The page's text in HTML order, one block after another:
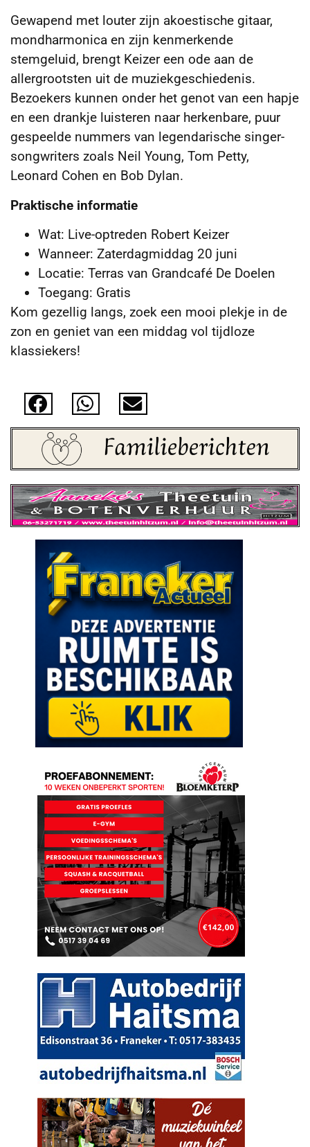
Gewapend met louter zijn akoestische gitaar,
mondharmonica en zijn kenmerkende
stemgeluid, brengt Keizer een ode aan de
allergrootsten uit de muziekgeschiedenis.
Bezoekers kunnen onder het genot van een hapje
en een drankje luisteren naar herkenbare, puur
gespeelde nummers van legendarische singer-
songwriters zoals Neil Young, Tom Petty,
Leonard Cohen en Bob Dylan.
Praktische informatie
Wat: Live-optreden Robert Keizer
Wanneer: Zaterdagmiddag 20 juni
Locatie: Terras van Grandcafé De Doelen
Toegang: Gratis
Kom gezellig langs, zoek een mooi plekje in de
zon en geniet van een middag vol tijdloze
klassiekers!